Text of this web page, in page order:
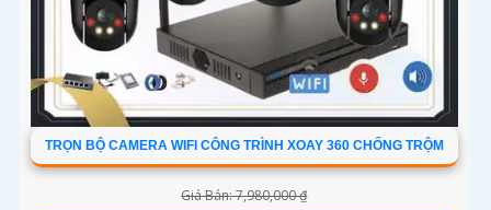
TRỌN BỘ CAMERA WIFI CÔNG TRÌNH XOAY 360 CHỐNG TRỘM
Giá Bán: 7,980,000 ₫